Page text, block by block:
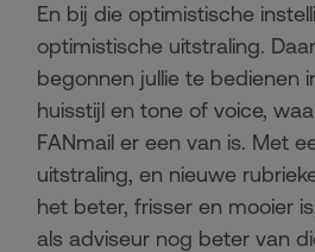
En bij die optimistische
optimistische uitstraling.
begonnen jullie te bedienen
huisstijl en tone of voice,
FANmail er een van is. Met
uitstraling, en nieuwe
het beter, frisser en mooier
als adviseur nog beter van